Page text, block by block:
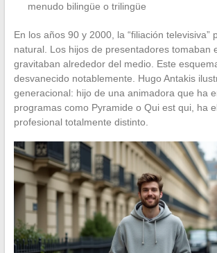
menudo bilingüe o trilingüe
En los años 90 y 2000, la “filiación televisiva”
natural. Los hijos de presentadores tomaban
gravitaban alrededor del medio. Este
desvanecido notablemente. Hugo Antakis
generacional: hijo de una animadora que ha
programas como Pyramide o Qui est qui, ha
profesional totalmente distinto.